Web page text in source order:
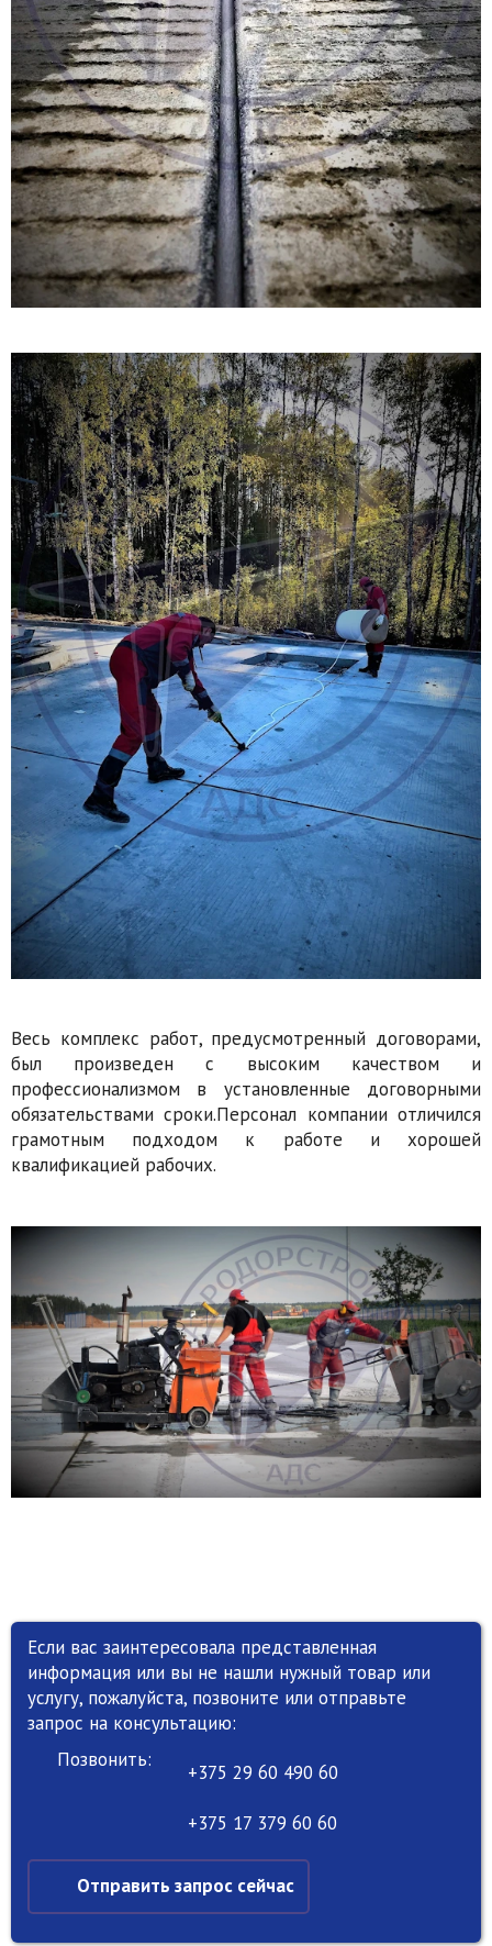
Весь комплекс работ, предусмотренный договорами,
был произведен с высоким качеством и
профессионализмом в установленные договорными
обязательствами сроки.Персонал компании отличился
грамотным подходом к работе и хорошей
квалификацией рабочих.
Если вас заинтересовала представленная
информация или вы не нашли нужный товар или
услугу, пожалуйста, позвоните или отправьте
запрос на консультацию:
Позвонить:
+375 29 60 490 60
+375 17 379 60 60
Отправить запрос сейчас